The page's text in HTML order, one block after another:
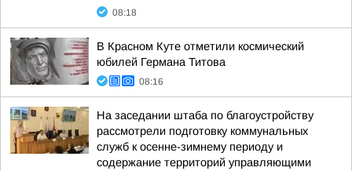
08:18
В Красном Куте отметили космический
юбилей Германа Титова
08:16
На заседании штаба по благоустройству
рассмотрели подготовку коммунальных
служб к осенне-зимнему периоду и
содержание территорий управляющими